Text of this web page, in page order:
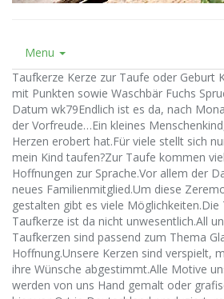
Menu
Taufkerze Kerze zur Taufe oder Geburt
mit Punkten sowie Waschbär Fuchs
Datum wk79Endlich ist es da, nach
der Vorfreude…Ein kleines
Herzen erobert hat.Für viele stellt sich
mein Kind taufen?Zur Taufe kommen
Hoffnungen zur Sprache.Vor allem der
neues Familienmitglied.Um diese
gestalten gibt es viele
Taufkerze ist da nicht unwesentlich.All
Taufkerzen sind passend zum Thema
Hoffnung.Unsere Kerzen sind verspielt,
ihre Wünsche abgestimmt.Alle Motive
werden von uns Hand gemalt oder